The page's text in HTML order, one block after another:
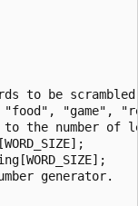
to be
"game",
the number of
generator.